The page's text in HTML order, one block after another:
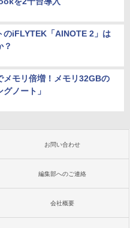
のiFLYTEK「AINOTE 2」は
？
メモリ倍増！メモリ32GBの
グノート」
お問い合わせ
編集部へのご連絡
会社概要